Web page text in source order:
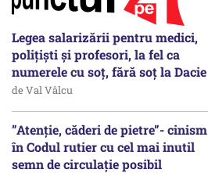
Legea salarizării pentru medici,
polițiști și profesori, la fel ca
numerele cu soț, fără soț la Dacie
de Val Vâlcu
”Atenție, căderi de pietre”- cinism
în Codul rutier cu cel mai inutil
semn de circulație posibil